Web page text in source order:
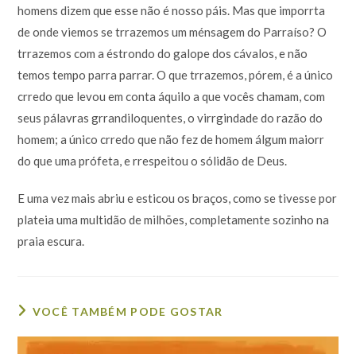
homens dizem que esse não é nosso páis. Mas que imporrta
de onde viemos se trrazemos um ménsagem do Parraíso? O
trrazemos com a éstrondo do galope dos cávalos, e não
temos tempo parra parrar. O que trrazemos, pórem, é a único
crredo que levou em conta áquilo a que vocês chamam, com
seus pálavras grrandiloquentes, o virrgindade do razão do
homem; a único crredo que não fez de homem álgum maiorr
do que uma prófeta, e rrespeitou o sólidão de Deus.
E uma vez mais abriu e esticou os braços, como se tivesse por
plateia uma multidão de milhões, completamente sozinho na
praia escura.
VOCÊ TAMBÉM PODE GOSTAR